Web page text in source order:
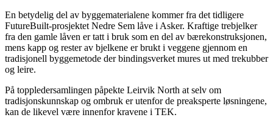
En betydelig del av byggematerialene kommer fra det tidligere
FutureBuilt-prosjektet Nedre Sem låve i Asker. Kraftige trebjelker
fra den gamle låven er tatt i bruk som en del av bærekonstruksjonen,
mens kapp og rester av bjelkene er brukt i veggene gjennom en
tradisjonell byggemetode der bindingsverket mures ut med trekubber
og leire.
På toppledersamlingen påpekte Leirvik North at selv om
tradisjonskunnskap og ombruk er utenfor de preaksperte løsningene,
kan de likevel være innenfor kravene i TEK.